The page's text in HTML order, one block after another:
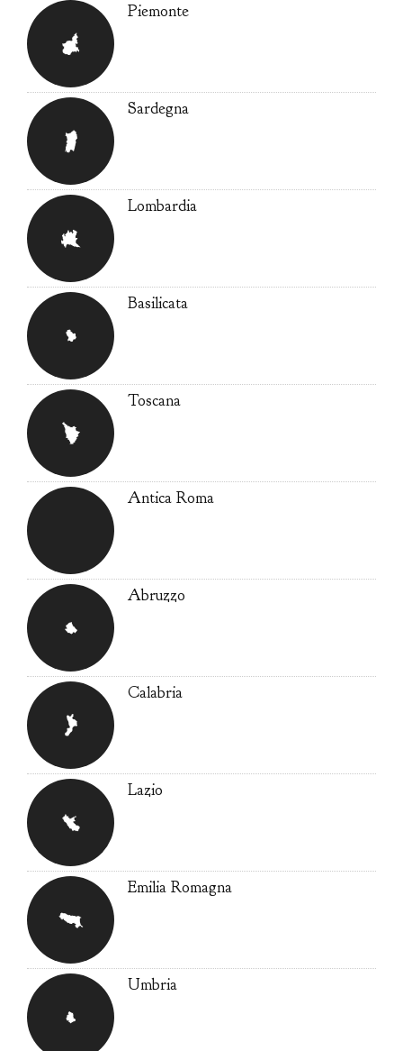
Piemonte
Sardegna
Lombardia
Basilicata
Toscana
Antica Roma
Abruzzo
Calabria
Lazio
Emilia Romagna
Umbria